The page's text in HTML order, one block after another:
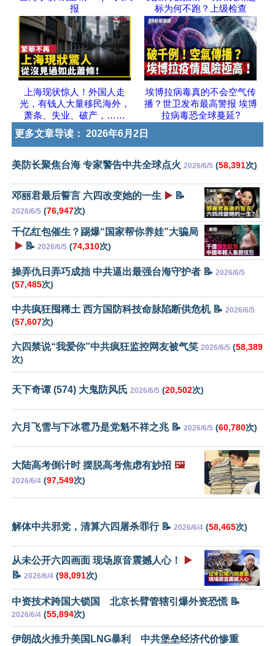
报
标为何不跑？上级检查
上海现状惊人！外国人走
光，有钱人大量移民海外，
萧条、失业、破产，……
埃博拉病毒真的不会空气传
播？世卫发布最高警报 埃博
拉病毒恐全球蔓延?
更多文章导读： 2026年6月2日
美防长聚焦台海 专家警告中共全球点火 2026/6/5 (58,391次)
邓丽君最后誓言 六四改变她的一生 ▶️ 📝
2026/6/5 (76,947次)
千亿红包催生？踢爆“国家帮你养娃”大骗局
▶️ 📝 2026/6/5 (74,310次)
操弄仇日弄巧成拙 中共逼出最强台海守护者 📝 2026/6/5
(57,485次)
中共疯狂囤稀土 西方国防科技命脉陷断供危机 📝 2026/6/5
(57,607次)
六四禁说“我爱你”中共疯狂监控网友被气笑 2026/6/5 (58,389
次)
天下奇谭 (574) 大鬼防风氏 2026/6/5 (20,502次)
六月飞雪与下冰雹乃是党魁不祥之兆 📝 2026/6/5 (60,780次)
大陆高考倒计时 摆脱高考焦虑有妙招 🖼️
2026/6/4 (97,549次)
解体中共邪党，清算六四屠杀罪行 📝 2026/6/4 (58,465次)
从未公开六四画面 现场原音震撼人心！
▶️
📝 2026/6/4 (98,091次)
中资技术跨国大锁国 北京长臂管辖引爆外资恐慌 📝
2026/6/4 (55,894次)
伊朗战火推升美国LNG暴利 中共堡垒经济代价惨重